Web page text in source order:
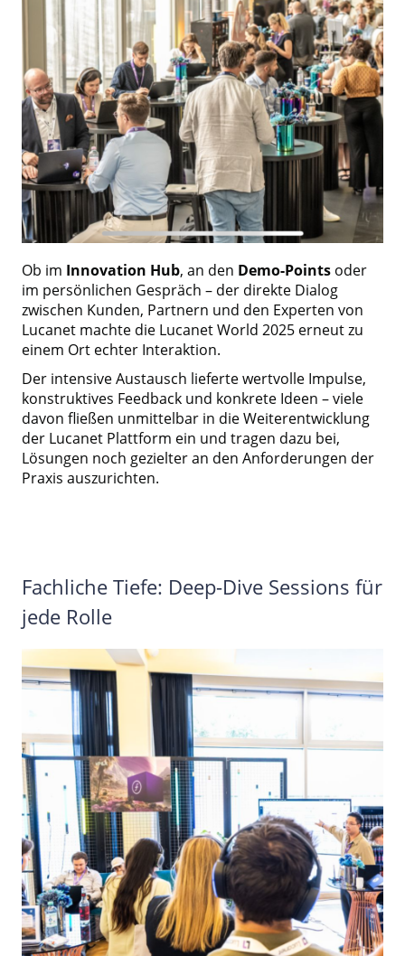
Ob im Innovation Hub, an den Demo-Points oder
im persönlichen Gespräch – der direkte Dialog
zwischen Kunden, Partnern und den Experten von
Lucanet machte die Lucanet World 2025 erneut zu
einem Ort echter Interaktion.
Der intensive Austausch lieferte wertvolle Impulse,
konstruktives Feedback und konkrete Ideen – viele
davon fließen unmittelbar in die Weiterentwicklung
der Lucanet Plattform ein und tragen dazu bei,
Lösungen noch gezielter an den Anforderungen der
Praxis auszurichten.
Fachliche Tiefe: Deep-Dive Sessions für
jede Rolle